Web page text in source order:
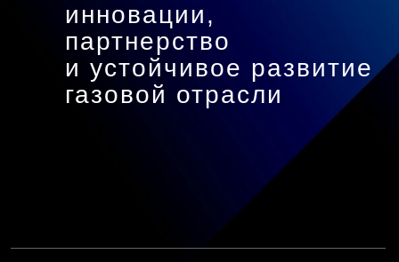
инновации,
партнерство
и устойчивое развитие
газовой отрасли